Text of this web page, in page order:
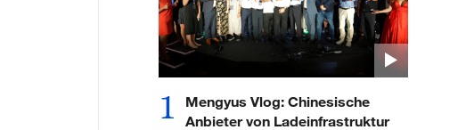
1
Mengyus Vlog: Chinesische
Anbieter von Ladeinfrastruktur